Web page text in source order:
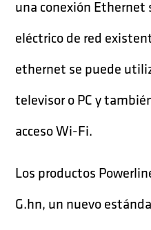
una conexión Ethernet
eléctrico de red
ethernet se puede
televisor o PC y
acceso Wi-Fi.
Los productos
G.hn, un nuevo